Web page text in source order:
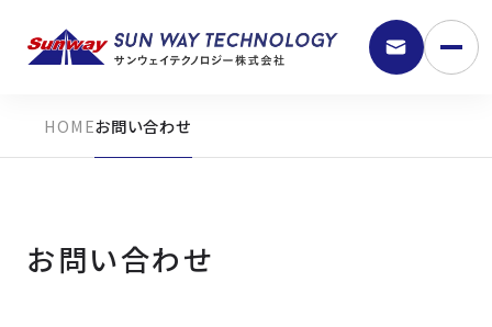
お問い合わせ
お問い合わせ